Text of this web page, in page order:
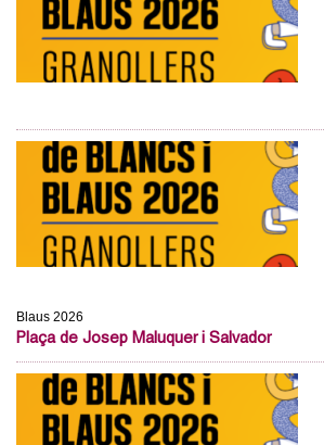
Blaus 2026
Plaça de Josep Maluquer i Salvador